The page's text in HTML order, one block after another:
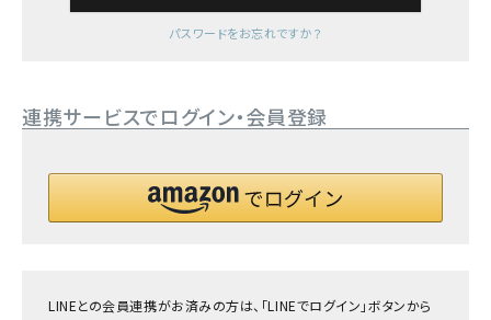
パスワードをお忘れですか？
連携サービスでログイン・会員登録
LINEとの会員連携がお済みの方は、「LINEでログイン」ボタンから